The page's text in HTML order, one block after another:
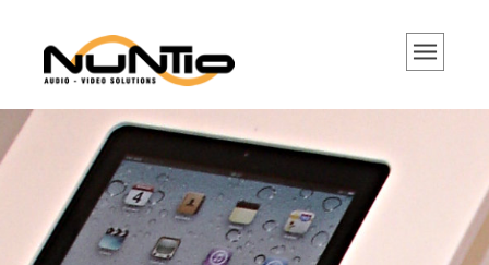
VERLEIH
Tontechnik
Tonanlagen
Mikrofone
DJ Equipment